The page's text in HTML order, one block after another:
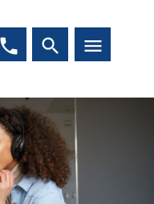
phone search menu